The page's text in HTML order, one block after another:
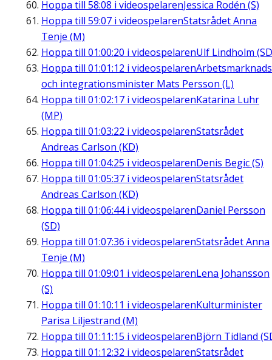
Hoppa till 58:08 i videospelarenJessica Rodén (S)
Hoppa till 59:07 i videospelarenStatsrådet Anna
Tenje (M)
Hoppa till 01:00:20 i videospelarenUlf Lindholm
Hoppa till 01:01:12 i videospelaren
och integrationsminister Mats Persson (L)
Hoppa till 01:02:17 i videospelarenKatarina Luhr
(MP)
Hoppa till 01:03:22 i videospelarenStatsrådet
Andreas Carlson (KD)
Hoppa till 01:04:25 i videospelarenDenis Begic (S)
Hoppa till 01:05:37 i videospelarenStatsrådet
Andreas Carlson (KD)
Hoppa till 01:06:44i videospelarenDaniel Persson
(SD)
Hoppa till 01:07:36 i videospelarenStatsrådet Anna
Tenje (M)
Hoppa till 01:09:01 i videospelarenLena Johansson
(S)
Hoppa till 01:10:11 i videospelarenKulturminister
Parisa Liljestrand (M)
Hoppa till 01:11:15 i videospelarenBjörn Tidland
Hoppa till 01:12:32 i videospelarenStatsrådet